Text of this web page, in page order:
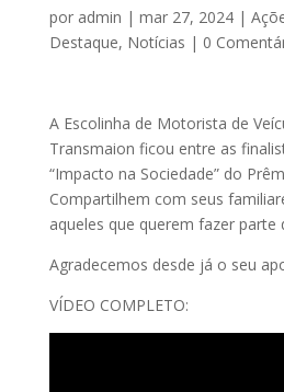
por admin | mar 27, 2024|
Destaque, Notícias | 0
A Escolinha de Motorista de
Transmaion ficou entre as
“Impacto na Sociedade” do
Compartilhem com seus
aqueles que querem fazer parte
Agradecemos desde já o seu
VÍDEO COMPLETO: